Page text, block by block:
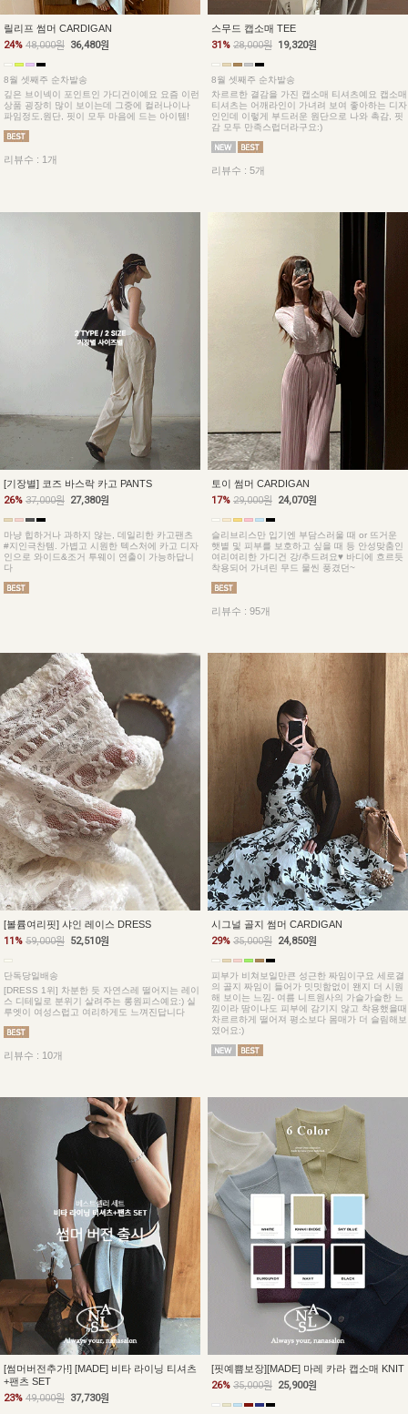
릴리프 썸머 CARDIGAN
24% 48,000원 36,480원
8월 셋째주 순차발송
깊은 브이넥이 포인트인 가디건이예요 요즘 이런
상품 굉장히 많이 보이는데 그중에 컬러나이나
파임정도,원단, 핏이 모두 마음에 드는 아이템!
리뷰수 : 1개
스무드 캡소매 TEE
31% 28,000원 19,320원
8월 셋째주 순차발송
차르르한 결감을 가진 캡소매 티셔츠예요 캡소매
티셔츠는 어깨라인이 가녀려 보여 좋아하는 디자
인인데 이렇게 부드러운 원단으로 나와 촉감, 핏
감 모두 만족스럽더라구요:)
리뷰수 : 5개
[기장별] 코즈 바스락 카고 PANTS
26% 37,000원 27,380원
마냥 힙하거나 과하지 않는, 데일리한 카고팬츠
#지인극찬템. 가볍고 시원한 텍스처에 카고 디자
인으로 와이드&조거 투웨이 연출이 가능하답니
다
토이 썸머 CARDIGAN
17% 29,000원 24,070원
슬리브리스만 입기엔 부담스러울 때 or 뜨거운
햇볕 및 피부를 보호하고 싶을 때 등 안성맞춤인
여리여리한 가디건 강/추드려요♥ 바디에 흐르듯
착용되어 가녀린 무드 물씬 풍겼던~
리뷰수 : 95개
[볼륨여리핏] 샤인 레이스 DRESS
11% 59,000원 52,510원
단독당일배송
[DRESS 1위] 차분한 듯 자연스레 떨어지는 레이
스 디테일로 분위기 살려주는 롱원피스예요:) 실
루엣이 여성스럽고 여리하게도 느껴진답니다
리뷰수 : 10개
시그널 골지 썸머 CARDIGAN
29% 35,000원 24,850원
피부가 비쳐보일만큰 성근한 짜임이구요 세로결
의 골지 짜임이 들어가 밋밋함없이 왠지 더 시원
해 보이는 느낌- 여름 니트원사의 가슬가슬한 느
낌이라 땀이나도 피부에 감기지 않고 착용했을때
차르르하게 떨어져 평소보다 몸매가 더 슬림해보
였어요:)
[썸머버전추가!] [MADE] 비타 라이닝 티셔츠
+팬츠 SET
23% 49,000원 37,730원
[핏예쁨보장][MADE] 마레 카라 캡소매 KNIT
26% 35,000원 25,900원